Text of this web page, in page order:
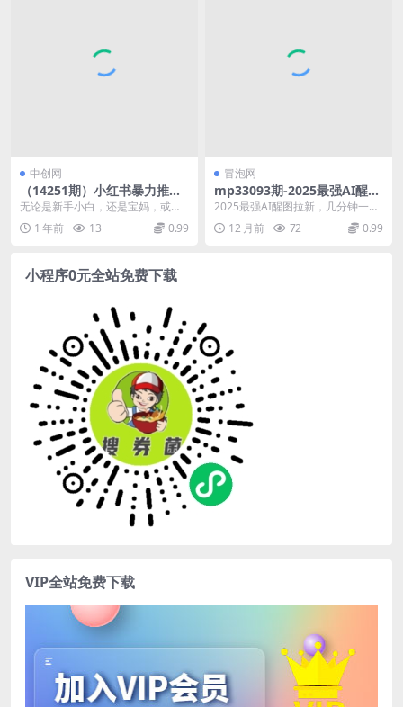
中创网
（14251期）小红书暴力推
文，小白宝妈均可做，日入30
0＋
无论是新手小白，还是宝妈，或者
是上班族都可做，无脑操作即可。
副业不二之选 课程介...
1 年前 13 0.99
冒泡网
mp33093期-2025最强AI醒图
拉新，几分钟一条原创作品，
单日收入4位数，小白也能上
手操作
2025最强AI醒图拉新，几分钟一条
原创作品，单日收入4位数，小白也
能上手操作 ...
12 月前 72 0.99
小程序0元全站免费下载
VIP全站免费下载